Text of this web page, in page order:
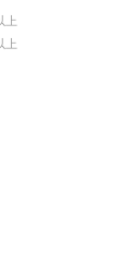
上
上